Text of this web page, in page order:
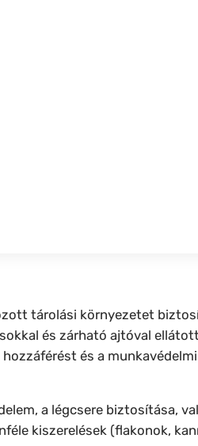
tárolási környezetet
és zárható ajtóval
és a
a légcsere biztosítása,
kiszerelések (flakonok,